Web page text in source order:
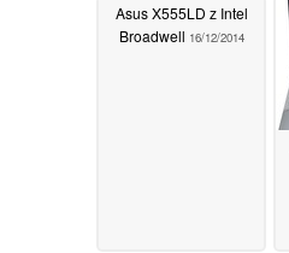
Asus X555LD z Intel
Broadwell 16/12/2014